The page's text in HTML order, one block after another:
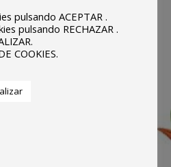
pulsando ACEPTAR .
pulsando RECHAZAR .
COOKIES.